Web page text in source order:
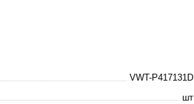
VWT-P417131D
шт